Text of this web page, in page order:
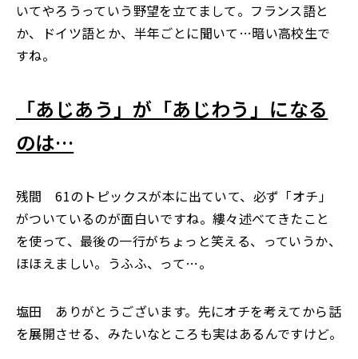
いてやろうっていう野望を立てまして。フランス語と
か、ドイツ語とか、半年ごとに聞いて…暗い高校生で
すね。
「あじあう」が「あじわう」になる
のは…
残間 61のトピックスが本に出ていて、必ず「オチ」
がついているのが面白いですね。縷々述べてきたこと
を使って、最後の一行がちょっと笑える、っていうか、
ほほえましい。うふふ、って…。
塩田 ありがとうございます。先にオチを考えてから話
を展開させる、みたいなところも実はあるんですけど。